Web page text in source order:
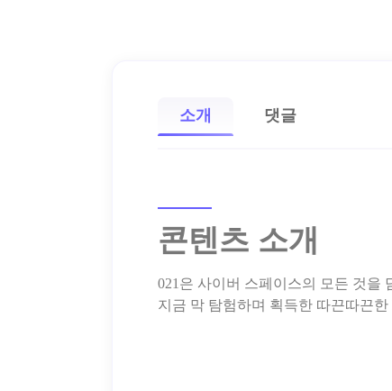
소개 댓글
콘텐츠 소개
021은 사이버 스페이스의 모든 것을